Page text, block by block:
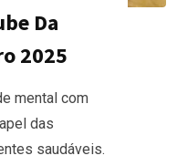
Da
2025
mental com
das
saudáveis.